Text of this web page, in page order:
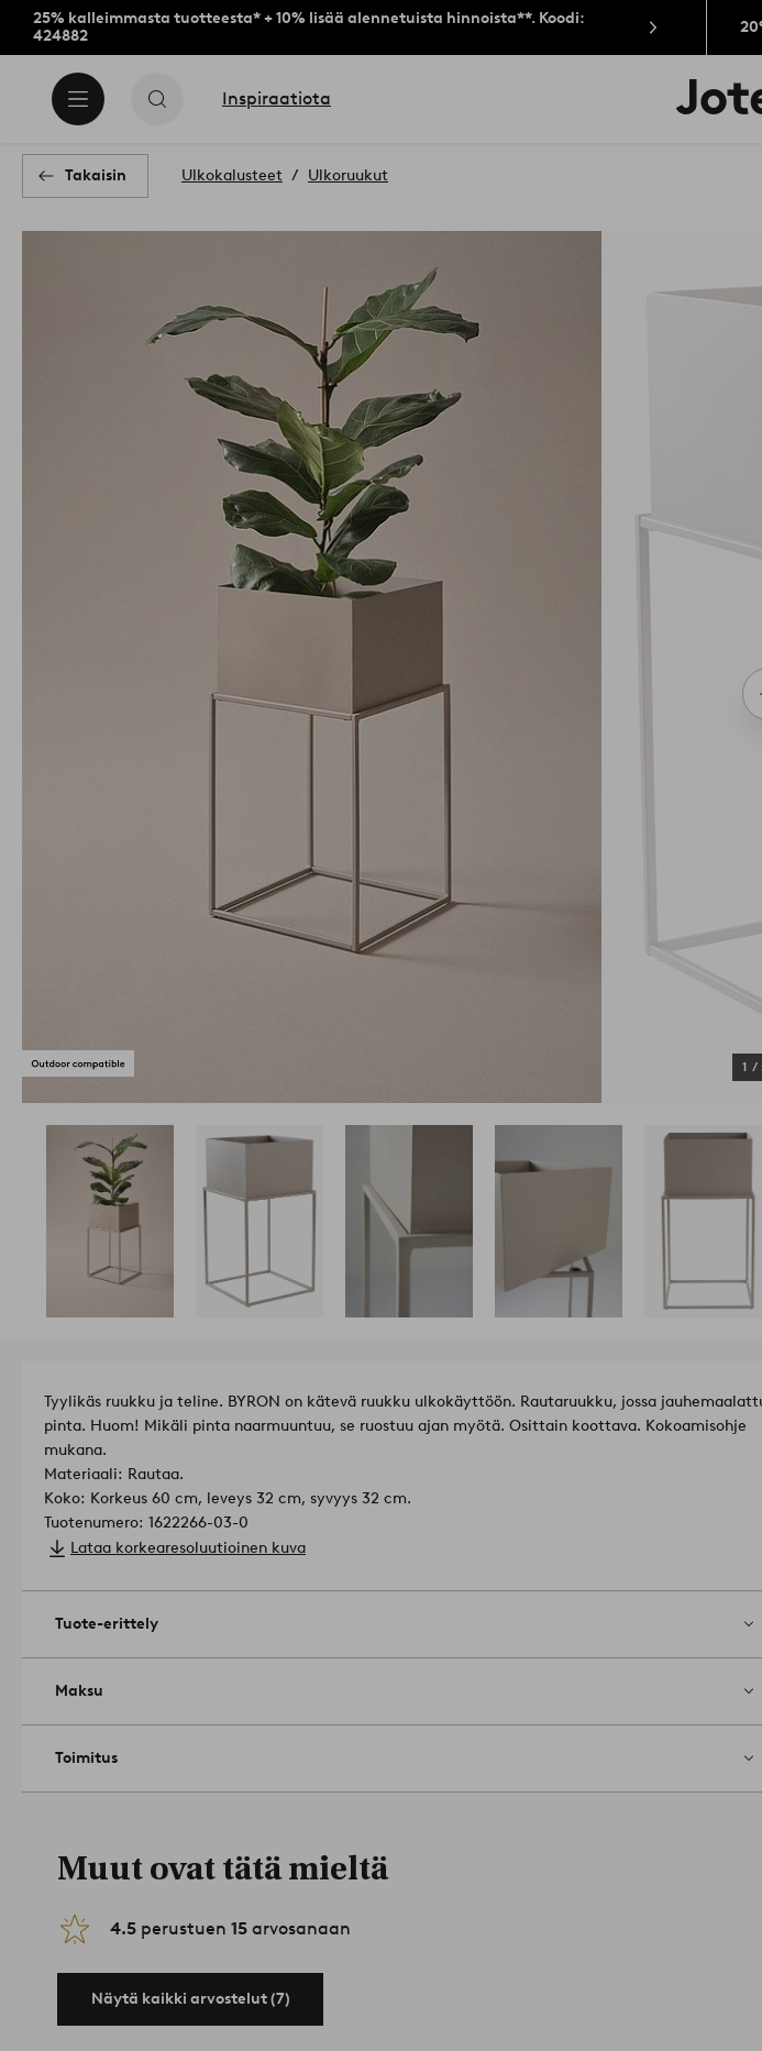
25% kalleimmasta tuotteesta* + 10% lisää alennetuista hinnoista**. Koodi:
424882
Inspiraatiota
Jotex-
logo
Takaisin Ulkokalusteet Ulkoruukut
1 /
Tyylikäs ruukku ja teline. BYRON on kätevä ruukku ulkokäyttöön. Rautaruukku, jossa
pinta. Huom! Mikäli pinta naarmuuntuu, se ruostuu ajan myötä. Osittain koottava. Kokoamisohje
mukana.
Materiaali: Rautaa.
Koko: Korkeus 60 cm, leveys 32 cm, syvyys 32 cm.
Tuotenumero: 1622266-03-0
Lataa korkearesoluutioinen kuva
Tuote-erittely
Maksu
Toimitus
Muut ovat tätä mieltä
4.5 perustuen 15 arvosanaan
Näytä kaikki arvostelut (7)